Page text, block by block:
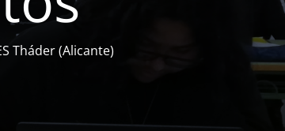
Tháder (Alicante)